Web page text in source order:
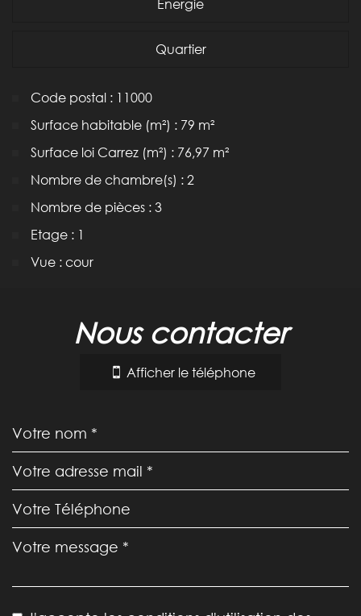
Energie
Quartier
Code postal : 11000
Surface habitable (m²) : 79 m²
Surface loi Carrez (m²) : 76,97 m²
Nombre de chambre(s) : 2
Nombre de pièces : 3
Etage : 1
Vue : cour
nous contacter
Afficher le téléphone